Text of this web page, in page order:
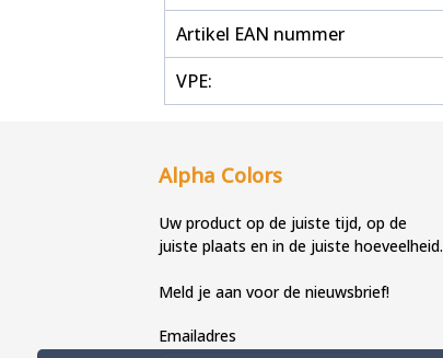
Artikel EAN nummer
VPE:
Alpha Colors
Uw product op de juiste tijd, op de
juiste plaats en in de juiste hoeveelheid.
Meld je aan voor de nieuwsbrief!
Emailadres